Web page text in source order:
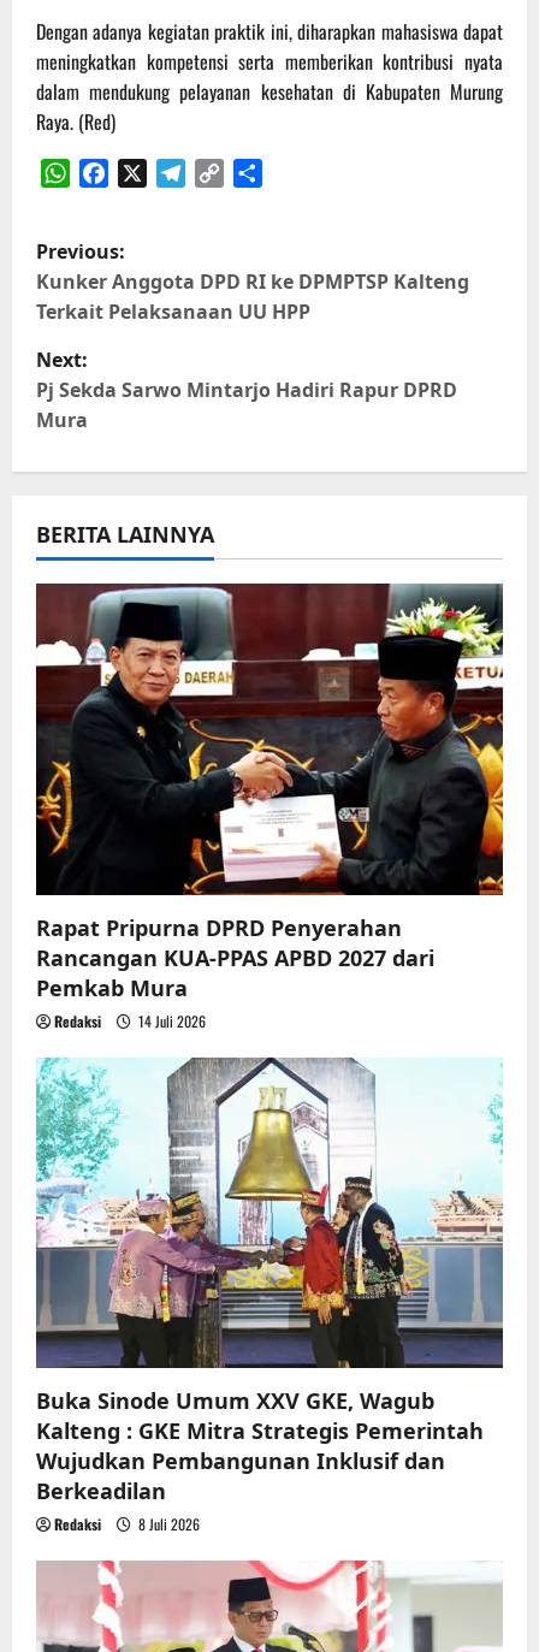
Dengan adanya kegiatan praktik ini, diharapkan mahasiswa dapat
meningkatkan kompetensi serta memberikan kontribusi nyata
dalam mendukung pelayanan kesehatan di Kabupaten Murung
Raya. (Red)
P
o
s
t
v
i
g
t
i
o
n
Previous:
Kunker Anggota DPD RI ke DPMPTSP Kalteng
Terkait Pelaksanaan UU HPP
Next:
Pj Sekda Sarwo Mintarjo Hadiri Rapur DPRD
Mura
BERITA LAINNYA
Rapat Pripurna DPRD Penyerahan
Rancangan KUA-PPAS APBD 2027 dari
Pemkab Mura
Redaksi 14 Juli 2026
Buka Sinode Umum XXV GKE, Wagub
Kalteng : GKE Mitra Strategis Pemerintah
Wujudkan Pembangunan Inklusif dan
Berkeadilan
Redaksi 8 Juli 2026